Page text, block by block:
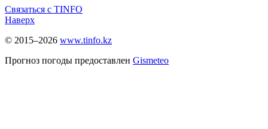
Связаться с TINFO
Наверх
© 2015–2026 www.tinfo.kz
Прогноз погоды предоставлен Gismeteo